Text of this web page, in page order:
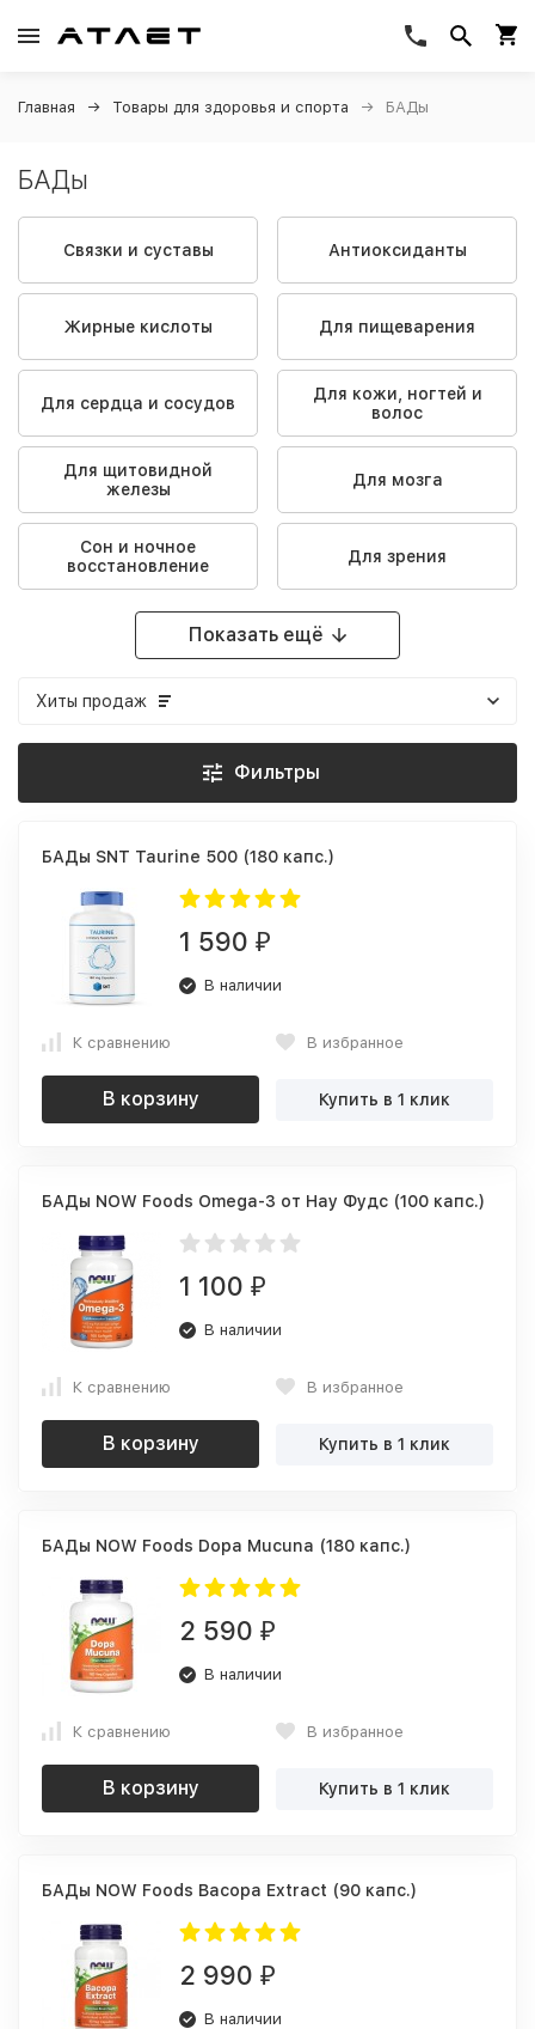
Главная Товары для здоровья и спорта БАДы
БАДы
Связки и суставы Антиоксиданты
Жирные кислоты Для пищеварения
Для сердца и сосудов
Для кожи, ногтей и
волос
Для щитовидной
железы
Для мозга
Сон и ночное
восстановление
Для зрения
Показать ещё
Хиты продаж
Фильтры
БАДы SNT Taurine 500 (180 капс.)
1 590 ₽
В наличии
К сравнению В избранное
В корзину Купить в 1 клик
БАДы NOW Foods Omega-3 от Нау Фудс (100 капс.)
1 100 ₽
В наличии
К сравнению В избранное
В корзину Купить в 1 клик
БАДы NOW Foods Dopa Mucuna (180 капс.)
2 590 ₽
В наличии
К сравнению В избранное
В корзину Купить в 1 клик
БАДы NOW Foods Bacopa Extract (90 капс.)
2 990 ₽
В наличии